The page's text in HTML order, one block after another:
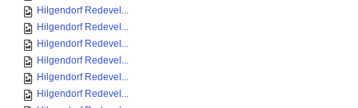
Hilgendorf Redevel...
Hilgendorf Redevel...
Hilgendorf Redevel...
Hilgendorf Redevel...
Hilgendorf Redevel...
Hilgendorf Redevel...